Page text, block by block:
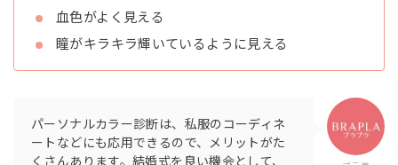
血色がよく見える
瞳がキラキラ輝いているように見える
パーソナルカラー診断は、私服のコーディネ
ートなどにも応用できるので、メリットがた
くさんあります。結婚式を良い機会として、